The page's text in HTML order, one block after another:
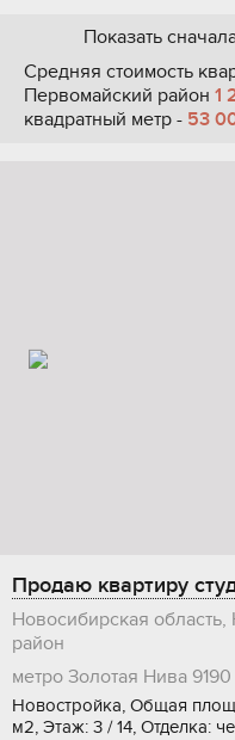
Показать
Средняя стоимость
Первомайский район 1
квадратный метр - 53
Продаю квартиру
Новосибирская
район
метро Золотая Нива
Новостройка, Общая
м2, Этаж: 3 / 14, Отделка: